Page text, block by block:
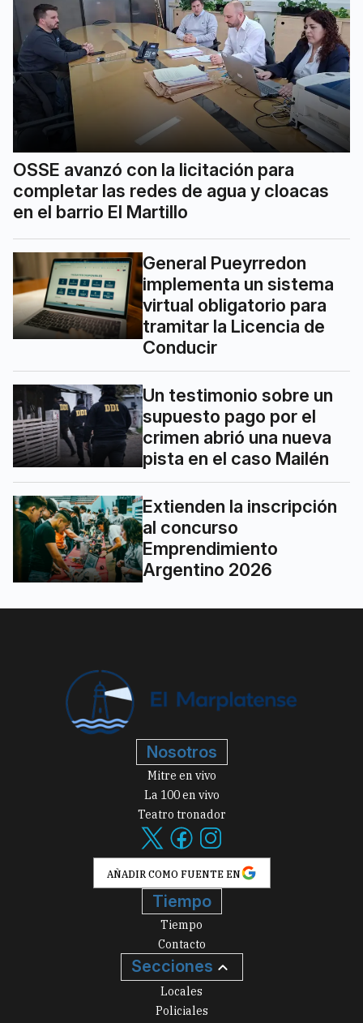
OSSE avanzó con la licitación para
completar las redes de agua y cloacas
en el barrio El Martillo
General Pueyrredon
implementa un sistema
virtual obligatorio para
tramitar la Licencia de
Conducir
Un testimonio sobre un
supuesto pago por el
crimen abrió una nueva
pista en el caso Mailén
Extienden la inscripción
al concurso
Emprendimiento
Argentino 2026
Nosotros
Mitre en vivo
La 100 en vivo
Teatro tronador
AÑADIR COMO FUENTE EN
Tiempo
Tiempo
Contacto
Secciones
Locales
Policiales